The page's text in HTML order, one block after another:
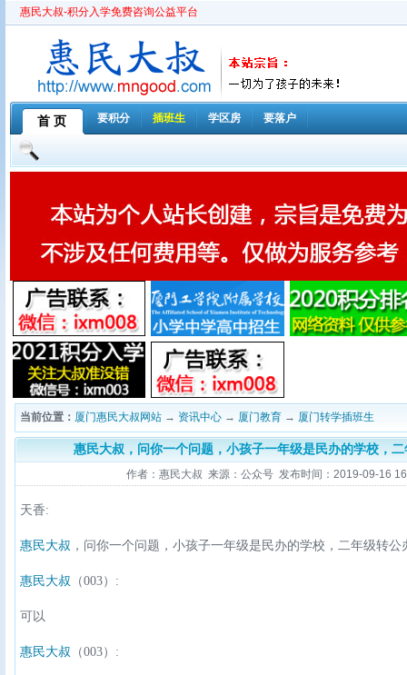
惠民大叔-积分入学免费咨询公益平台
首 页 要积分 插班生 学区房 要落户
当前位置： 厦门惠民大叔网站 → 资讯中心 → 厦门教育 → 厦门转学插班生
惠民大叔，问你一个问题，小孩子一年级是民办的学校，
作者：惠民大叔 来源：公众号 发布时间：2019-09-16
天香:
惠民大叔 ，问你一个问题，小孩子一年级是民办的学校，二年级转
惠民大叔 （003）:
可以
惠民大叔 （003）: